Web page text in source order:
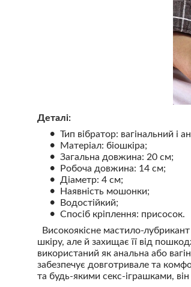
Деталі:
Тип вібратор: вагінальний і
Матеріал: біошкіра;
Загальна довжина: 20 см;
Робоча довжина: 14 см;
Діаметр: 4 см;
Наявність мошонки;
Водостійкий;
Спосіб кріплення: присосок.
Високоякісне мастило-
шкіру, але й захищає її від
використаний як анальна або
забезпечує довготривале та
та будь-якими секс-іграшками,